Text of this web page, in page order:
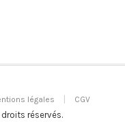
légales CGV
réservés.